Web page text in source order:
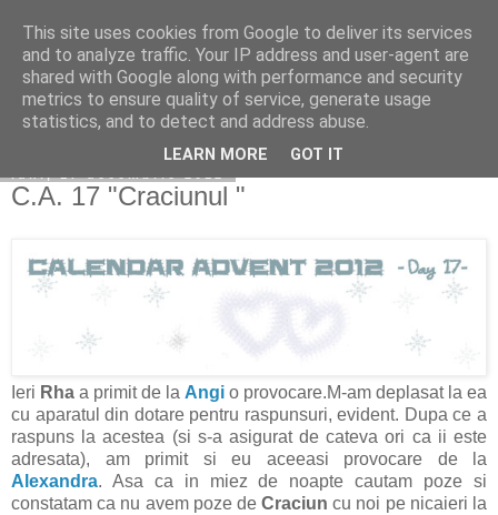
Copilarim
C.A. 17 "Craciunul "
Ieri Rha a primit de la Angi o provocare.M-am deplasat la ea
cu aparatul din dotare pentru raspunsuri, evident. Dupa ce a
raspuns la acestea (si s-a asigurat de cateva ori ca ii este
adresata), am primit si eu aceeasi provocare de la
Alexandra. Asa ca in miez de noapte cautam poze si
constatam ca nu avem poze deCraciun cu noi pe nicaieri la
This site uses cookies from Google to deliver its services
and to analyze traffic. Your IP address and user-agent are
shared with Google along with performance and security
metrics to ensure quality of service, generate usage
statistics, and to detect and address abuse.
LEARN MORE GOT IT